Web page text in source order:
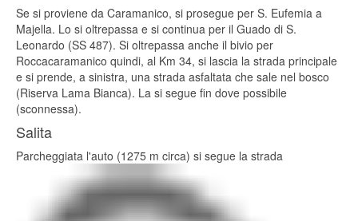
Se si proviene da Caramanico, si prosegue per S. Eufemia a
Majella. Lo si oltrepassa e si continua per il Guado di S.
Leonardo (SS 487). Si oltrepassa anche il bivio per
Roccacaramanico quindi, al Km 34, si lascia la strada principale
e si prende, a sinistra, una strada asfaltata che sale nel bosco
(Riserva Lama Bianca). La si segue fin dove possibile
(sconnessa).
Salita
Parcheggiata l'auto (1275 m circa) si segue la strada